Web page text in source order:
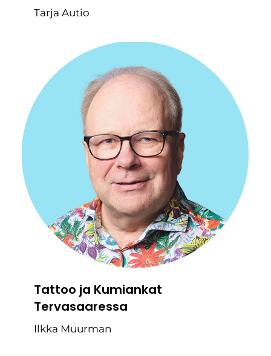
Tarja Autio
Tattoo ja Kumiankat
Tervasaaressa
Ilkka Muurman